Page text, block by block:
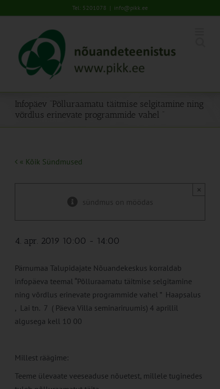
to
Tel: 5201078 | info@pikk.ee
Infopäev “Põlluraamatu täitmise selgitamine ning
võrdlus erinevate programmide vahel “
« Kõik Sündmused
sündmus on möödas
×
4. apr. 2019 10:00 - 14:00
Pärnumaa Talupidajate Nõuandekeskus korraldab
infopäeva teemal “Põlluraamatu täitmise selgitamine
ning võrdlus erinevate programmide vahel ” Haapsalus
, Lai tn. 7 ( Päeva Villa seminariruumis) 4 aprillil
algusega kell 10 00
Millest räägime:
Teeme ülevaate veeseaduse nõuetest, millele tuginedes